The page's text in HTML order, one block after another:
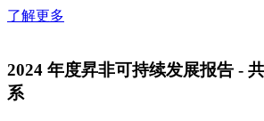
了解更多
2024 年度昇非可持续发展报告 -
系